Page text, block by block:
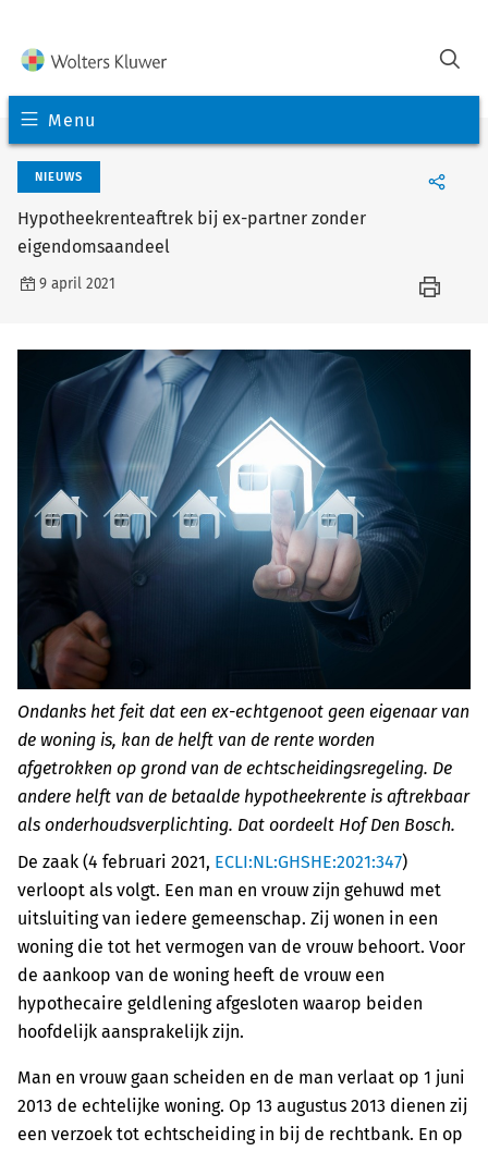
Menu
NIEUWS
Hypotheekrenteaftrek bij ex-partner zonder
eigendomsaandeel
9 april 2021
Ondanks het feit dat een ex-echtgenoot geen eigenaar van
de woning is, kan de helft van de rente worden
afgetrokken op grond van de echtscheidingsregeling. De
andere helft van de betaalde hypotheekrente is aftrekbaar
als onderhoudsverplichting. Dat oordeelt Hof Den Bosch.
De zaak (4 februari 2021, ECLI:NL:GHSHE:2021:347)
verloopt als volgt. Een man en vrouw zijn gehuwd met
uitsluiting van iedere gemeenschap. Zij wonen in een
woning die tot het vermogen van de vrouw behoort. Voor
de aankoop van de woning heeft de vrouw een
hypothecaire geldlening afgesloten waarop beiden
hoofdelijk aansprakelijk zijn.
Man en vrouw gaan scheiden en de man verlaat op 1 juni
2013 de echtelijke woning. Op 13 augustus 2013 dienen zij
een verzoek tot echtscheiding in bij de rechtbank. En op